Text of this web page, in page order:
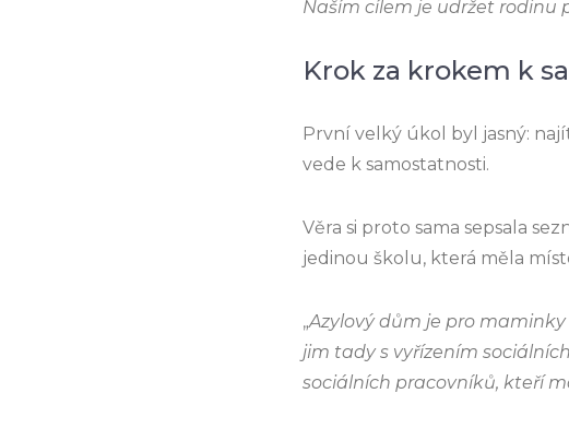
Naším cílem je udržet rodinu
Krok za krokem k
První velký úkol byl jasný:
vede k samostatnosti.
Věra si proto sama sepsala
jedinou školu, která měla
„Azylový dům je pro
jim tady s vyřízením
sociálních pracovníků, kteří